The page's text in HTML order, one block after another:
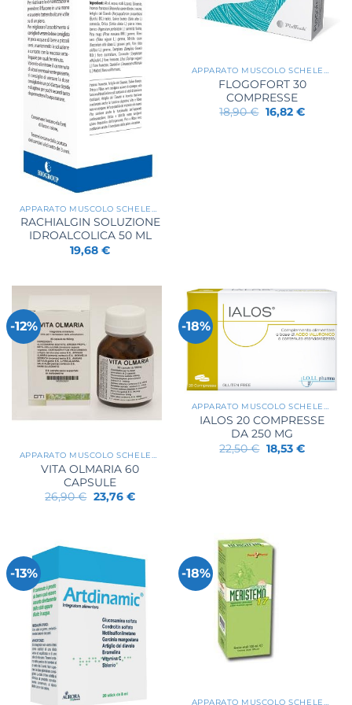
RACHIALGIN SOLUZIONE
IDROALCOLICA 50 ML
19,68 €
APPARATO MUSCOLO SCHELETRICO
FLOGOFORT 30
COMPRESSE
18,90€ Il
prezzo
16,82 €Il
-12%
APPARATO MUSCOLO SCHELETRICO
VITA OLMARIA 60
CAPSULE
26,90€ Il
prezzo
23,76 €Il
-18%
APPARATO MUSCOLO SCHELETRICO
IALOS 20 COMPRESSE
DA 250 MG
22,50€ Il
prezzo
18,53 €Il
-13% -18%
APPARATO MUSCOLO SCHELETRICO